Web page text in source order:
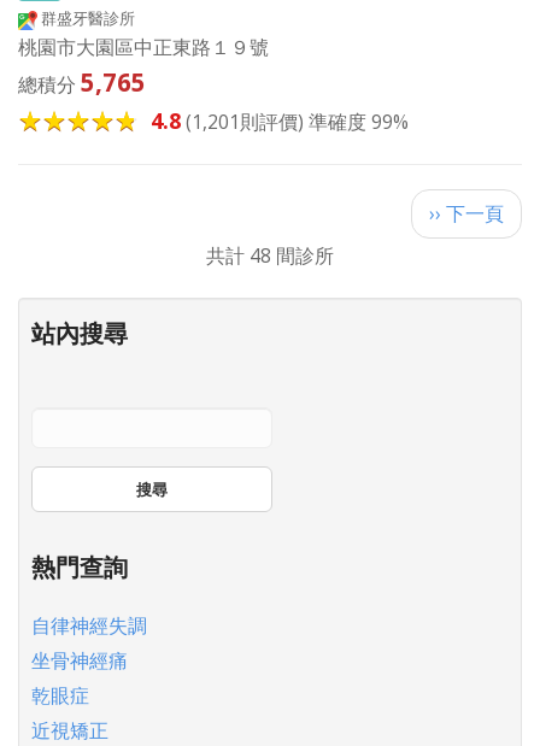
群盛牙醫診所
桃園市大園區中正東路１９號
總積分 5,765
4.8(1,201則評價) 準確度 99%
下
一
›› 下一頁
共計 48 間診所
站內搜尋
搜尋
熱門查詢
自律神經失調
坐骨神經痛
乾眼症
近視矯正